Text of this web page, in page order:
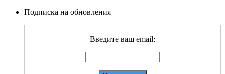
Подписка на обновления
Введите ваш email: